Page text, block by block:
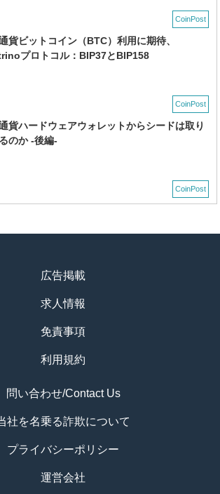
CoinPost
貨ビットコイン（BTC）利用に期待、
プロトコル：BIP37とBIP158
CoinPost
貨ハードウェアウォレットからシードは取り
のか -後編-
CoinPost
広告掲載
求人情報
免責事項
利用規約
問い合わせ/Contact Us
社を名乗る詐欺について
プライバシーポリシー
運営会社